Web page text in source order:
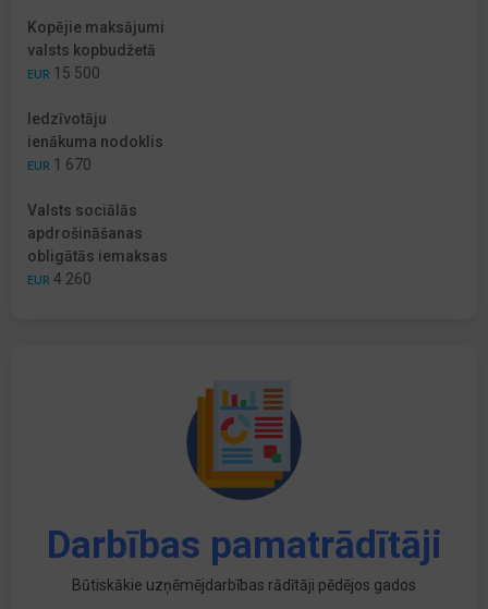
Kopējie maksājumi
valsts kopbudžetā
EUR 15 500
Iedzīvotāju
ienākuma nodoklis
EUR 1 670
Valsts sociālās
apdrošināšanas
obligātās iemaksas
EUR 4 260
Darbības pamatrādītāji
Būtiskākie uzņēmējdarbības rādītāji pēdējos gados